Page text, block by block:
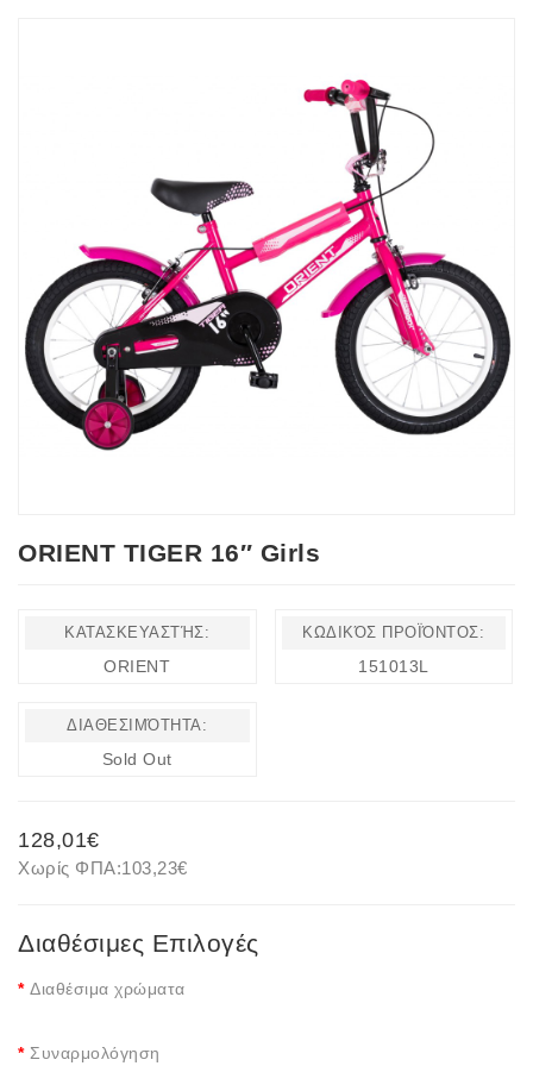
ORIENT TIGER 16″ Girls
ΚΑΤΑΣΚΕΥΑΣΤΉΣ:
ORIENT
ΚΩΔΙΚΌΣ ΠΡΟΪΌΝΤΟΣ:
151013L
ΔΙΑΘΕΣΙΜΌΤΗΤΑ:
Sold Out
128,01€
Χωρίς ΦΠΑ:103,23€
Διαθέσιμες Επιλογές
Διαθέσιμα χρώματα
Συναρμολόγηση